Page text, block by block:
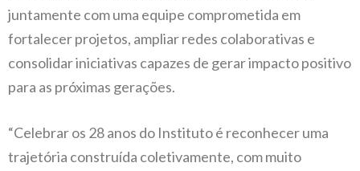
juntamente com uma equipe comprometida em
fortalecer projetos, ampliar redes colaborativas e
consolidar iniciativas capazes de gerar impacto positivo
para as próximas gerações.
“Celebrar os 28 anos do Instituto é reconhecer uma
trajetória construída coletivamente, com muito